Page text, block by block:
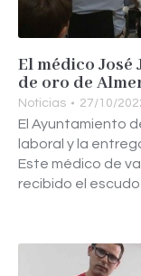
El médico José
de oro de
Noticias 27/10/
El Ayuntamiento
laboral y la
Este médico de
recibido el